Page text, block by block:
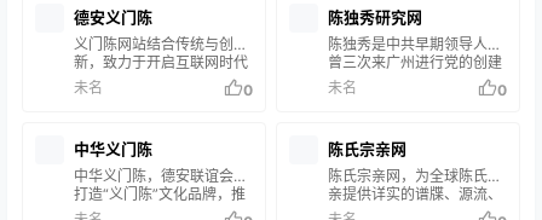
亲友凝聚力，并整合大数据
应用平台。
《陈氏后裔宗亲网》，参与
谱书编修。
德安义门陈
义门陈网站结合传统与创
新，致力于开启互联网时代
的新局面，探索大数据共享
经济的生态共赢。期待您的
未名 0
陈独秀研究网
陈独秀是中共早期领导人，
曾三次来广州进行党的创建
活动。他在广州开展革命活
动，创建党团组织，并出席
理念可在中国共产党早期领
导人研究网上深入了解。
未名 0
中华义门陈
中华义门陈，德安联谊会，
打造“义门陈”文化品牌，推
动赣鄱文化康养生态旅游发
陈氏宗亲网
陈氏宗亲网，为全球陈氏宗
亲提供详实的谱牒、源流、
字辈等资料，促进宗亲间的